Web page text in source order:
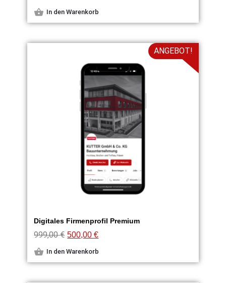
In den Warenkorb
ANGEBOT!
Digitales Firmenprofil Premium
999,00€ 500,00€
In den Warenkorb